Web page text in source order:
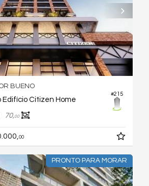
#215
BUENO
Citizen Home
70,00
00
PRONTO PARA MORAR